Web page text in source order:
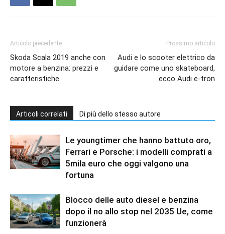
Articolo precedente
Skoda Scala 2019 anche con
motore a benzina: prezzi e
caratteristiche
Prossimo articolo
Audi e lo scooter elettrico da
guidare come uno skateboard,
ecco Audi e-tron
Articoli correlati Di più dello stesso autore
Le youngtimer che hanno battuto oro,
Ferrari e Porsche: i modelli comprati a
5mila euro che oggi valgono una
fortuna
Blocco delle auto diesel e benzina
dopo il no allo stop nel 2035 Ue, come
funzionerà